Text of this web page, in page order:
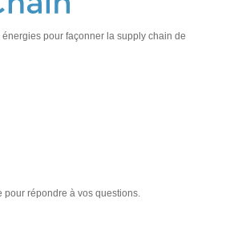
pour façonner la supply chain de
pour répondre à vos questions.